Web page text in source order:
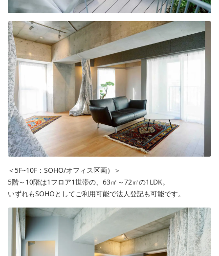
＜5F~10F：SOHO/オフィス区画）＞
5階～10階は1フロア1世帯の、63㎡～72㎡の1LDK。
いずれもSOHOとしてご利用可能で法人登記も可能です。